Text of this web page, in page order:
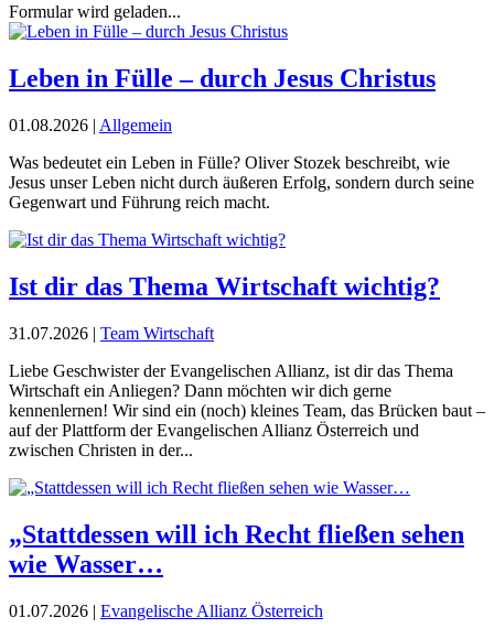
Formular wird geladen...
Leben in Fülle – durch Jesus Christus
01.08.2026 | Allgemein
Was bedeutet ein Leben in Fülle? Oliver Stozek beschreibt, wie
Jesus unser Leben nicht durch äußeren Erfolg, sondern durch seine
Gegenwart und Führung reich macht.
Ist dir das Thema Wirtschaft wichtig?
31.07.2026 | Team Wirtschaft
Liebe Geschwister der Evangelischen Allianz, ist dir das Thema
Wirtschaft ein Anliegen? Dann möchten wir dich gerne
kennenlernen! Wir sind ein (noch) kleines Team, das Brücken baut –
auf der Plattform der Evangelischen Allianz Österreich und
zwischen Christen in der...
„Stattdessen will ich Recht fließen sehen
wie Wasser…
01.07.2026 | Evangelische Allianz Österreich